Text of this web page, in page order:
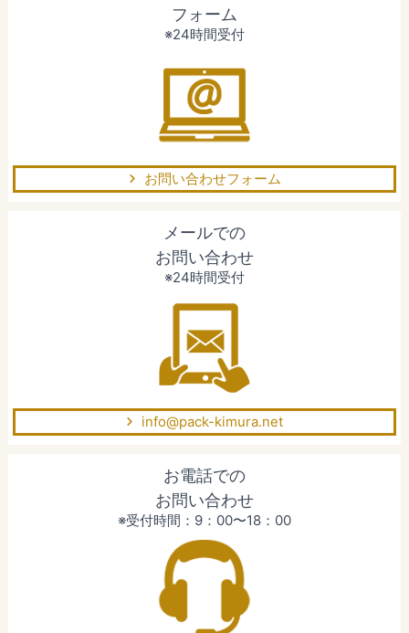
フォーム
※24時間受付
お問い合わせフォーム
メールでの
お問い合わせ
※24時間受付
info@pack-kimura.net
お電話での
お問い合わせ
※受付時間：9：00〜18：00